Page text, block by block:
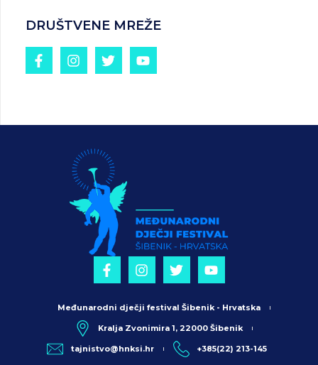
DRUŠTVENE MREŽE
Međunarodni dječji festival Šibenik - Hrvatska
Kralja Zvonimira 1, 22000 Šibenik
tajnistvo@hnksi.hr +385(22) 213-145